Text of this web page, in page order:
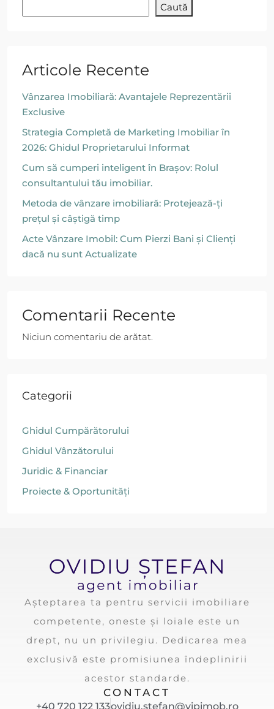
Caută
Articole Recente
Vânzarea Imobiliară: Avantajele Reprezentării
Exclusive
Strategia Completă de Marketing Imobiliar în
2026: Ghidul Proprietarului Informat
Cum să cumperi inteligent în Brașov: Rolul
consultantului tău imobiliar.
Metoda de vânzare imobiliară: Protejează-ți
prețul și câștigă timp
Acte Vânzare Imobil: Cum Pierzi Bani și Clienți
dacă nu sunt Actualizate
Comentarii Recente
Niciun comentariu de arătat.
Categorii
Ghidul Cumpărătorului
Ghidul Vânzătorului
Juridic & Financiar
Proiecte & Oportunități
Așteptarea ta pentru servicii imobiliare
competente, oneste și loiale este un
drept, nu un privilegiu. Dedicarea mea
exclusivă este promisiunea îndeplinirii
acestor standarde.
CONTACT
+40 720 122 133ovidiu.stefan@vipimob.ro